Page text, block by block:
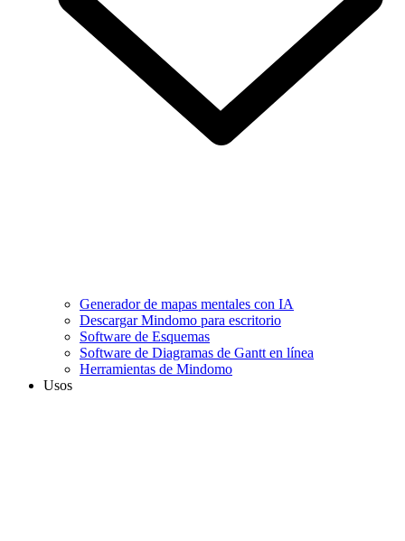
Generador de mapas mentales con IA
Descargar Mindomo para escritorio
Software de Esquemas
Software de Diagramas de Gantt en línea
Herramientas de Mindomo
Usos